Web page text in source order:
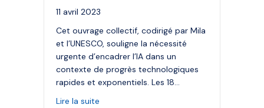
11 avril 2023
Cet ouvrage collectif, codirigé par Mila
et l’UNESCO, souligne la nécessité
urgente d’encadrer l’IA dans un
contexte de progrès technologiques
rapides et exponentiels. Les 18…
Lire la suite